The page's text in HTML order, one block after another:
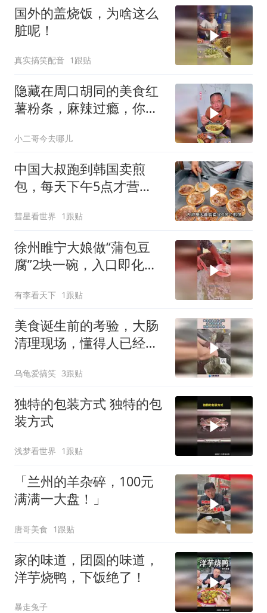
国外的盖烧饭，为啥这么
脏呢！
真实搞笑配音 1跟贴
隐藏在周口胡同的美食红
薯粉条，麻辣过瘾，你来
小二哥今去哪儿
中国大叔跑到韩国卖煎
包，每天下午5点才营
彗星看世界 1跟贴
徐州睢宁大娘做“蒲包豆
腐”2块一碗，入口即化，
有李看天下 1跟贴
美食诞生前的考验，大肠
清理现场，懂得人已经流
乌龟爱搞笑 3跟贴
独特的包装方式 独特的包
装方式
浅梦看世界 1跟贴
「兰州的羊杂碎，100元
满满一大盘！」
唐哥美食 1跟贴
家的味道，团圆的味道，
洋芋烧鸭，下饭绝了！
暴走兔子